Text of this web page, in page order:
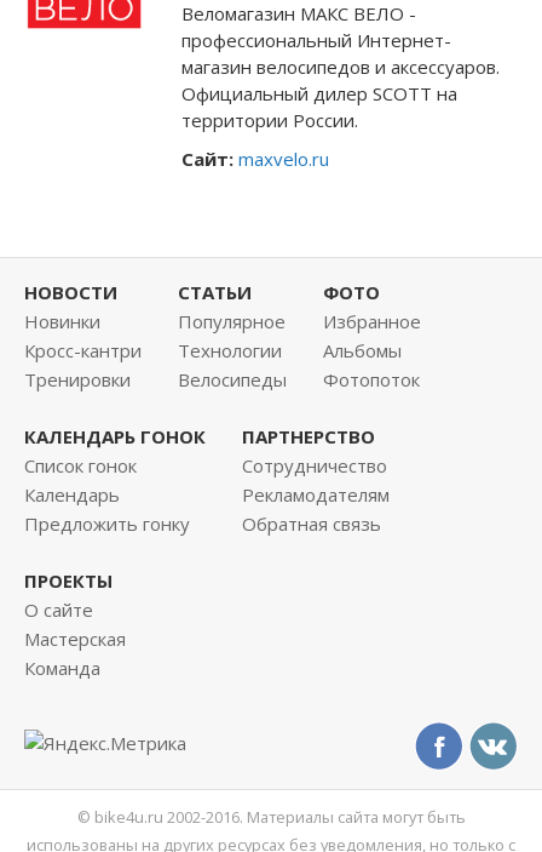
Веломагазин МАКС ВЕЛО -
профессиональный Интернет-
магазин велосипедов и аксессуаров.
Официальный дилер SCOTT на
территории России.
Сайт: maxvelo.ru
НОВОСТИ
Новинки
Кросс-кантри
Тренировки
СТАТЬИ
Популярное
Технологии
Велосипеды
ФОТО
Избранное
Альбомы
Фотопоток
КАЛЕНДАРЬ ГОНОК
Список гонок
Календарь
Предложить гонку
ПАРТНЕРСТВО
Сотрудничество
Рекламодателям
Обратная связь
ПРОЕКТЫ
О сайте
Мастерская
Команда
© bike4u.ru 2002-2016. Материалы сайта могут быть
использованы на других ресурсах без уведомления, но только с